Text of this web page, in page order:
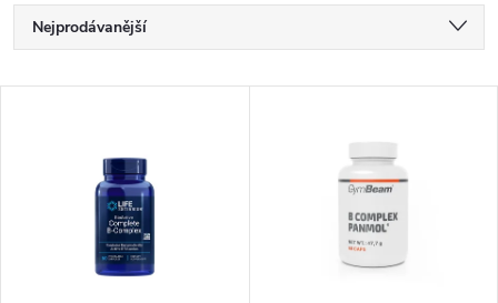
Ř
a
Nejprodávanější